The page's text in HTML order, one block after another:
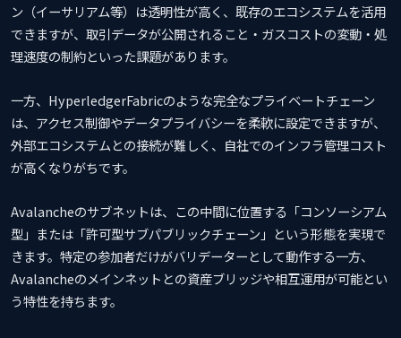
ン（イーサリアム等）は透明性が高く、既存のエコシステムを活用
できますが、取引データが公開されること・ガスコストの変動・処
理速度の制約といった課題があります。
一方、HyperledgerFabricのような完全なプライベートチェーン
は、アクセス制御やデータプライバシーを柔軟に設定できますが、
外部エコシステムとの接続が難しく、自社でのインフラ管理コスト
が高くなりがちです。
Avalancheのサブネットは、この中間に位置する「コンソーシアム
型」または「許可型サブパブリックチェーン」という形態を実現で
きます。特定の参加者だけがバリデーターとして動作する一方、
Avalancheのメインネットとの資産ブリッジや相互運用が可能とい
う特性を持ちます。